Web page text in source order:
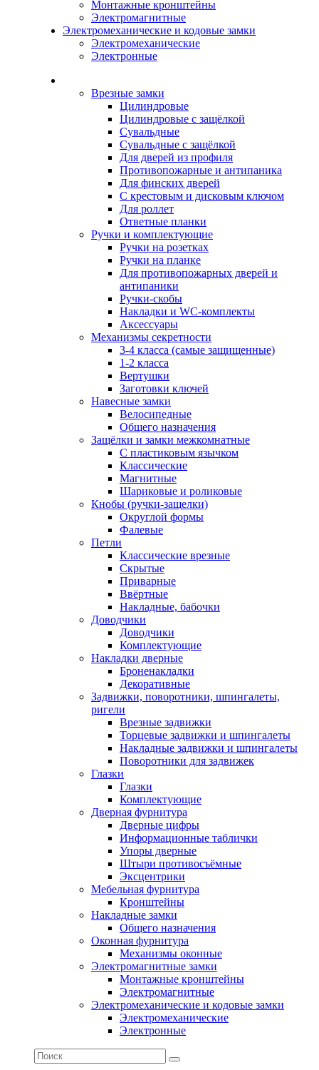
Монтажные кронштейны
Электромагнитные
Электромеханические и кодовые замки
Электромеханические
Электронные
Врезные замки
Цилиндровые
Цилиндровые с защёлкой
Сувальдные
Сувальдные с защёлкой
Для дверей из профиля
Противопожарные и антипаника
Для финских дверей
С крестовым и дисковым ключом
Для роллет
Ответные планки
Ручки и комплектующие
Ручки на розетках
Ручки на планке
Для противопожарных дверей и
антипаники
Ручки-скобы
Накладки и WC-комплекты
Аксессуары
Механизмы секретности
3-4 класса (самые защищенные)
1-2 класса
Вертушки
Заготовки ключей
Навесные замки
Велосипедные
Общего назначения
Защёлки и замки межкомнатные
С пластиковым язычком
Классические
Магнитные
Шариковые и роликовые
Кнобы (ручки-защелки)
Округлой формы
Фалевые
Петли
Классические врезные
Скрытые
Приварные
Ввёртные
Накладные, бабочки
Доводчики
Доводчики
Комплектующие
Накладки дверные
Броненакладки
Декоративные
Задвижки, поворотники, шпингалеты,
ригели
Врезные задвижки
Торцевые задвижки и шпингалеты
Накладные задвижки и шпингалеты
Поворотники для задвижек
Глазки
Глазки
Комплектующие
Дверная фурнитура
Дверные цифры
Информационные таблички
Упоры дверные
Штыри противосъёмные
Эксцентрики
Мебельная фурнитура
Кронштейны
Накладные замки
Общего назначения
Оконная фурнитура
Механизмы оконные
Электромагнитные замки
Монтажные кронштейны
Электромагнитные
Электромеханические и кодовые замки
Электромеханические
Электронные